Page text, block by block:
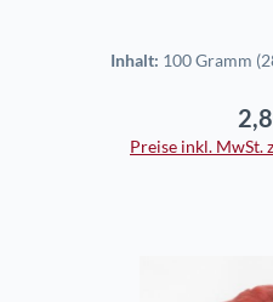
Inhalt: 100 Gramm
Preise inkl. MwSt.